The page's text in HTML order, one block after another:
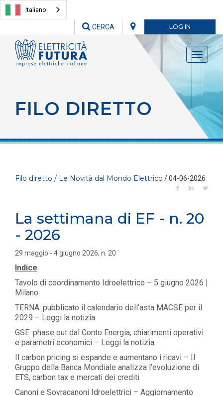
Italiano
LOG IN
CERCA
Toggle
FILO DIRETTO
Filo diretto / Le Novità dal Mondo Elettrico / 04-06-2026
La settimana di EF - n. 20
- 2026
29 maggio - 4 giugno 2026, n. 20
Indice
Tavolo di coordinamento Idroelettrico – 5 giugno 2026 |
Milano
TERNA: pubblicato il calendario dell’asta MACSE per il
2029 – Leggi la notizia
GSE: phase out dal Conto Energia, chiarimenti operativi
e parametri economici – Leggi la notizia
Il carbon pricing si espande e aumentano i ricavi – Il
Gruppo della Banca Mondiale analizza l’evoluzione di
ETS, carbon tax e mercati dei crediti
Canoni e Sovracanoni Idroelettrici – Aggiornamento